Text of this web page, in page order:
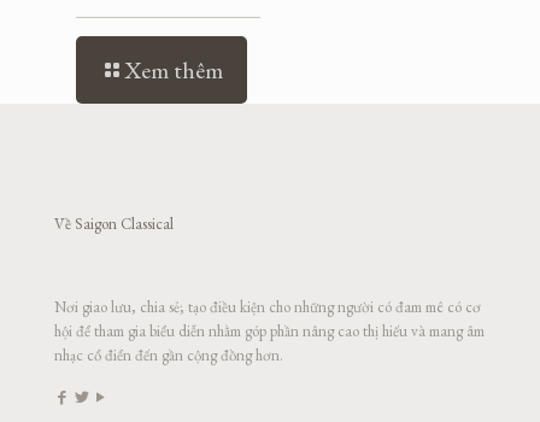
Xem thêm
Về Saigon Classical
Nơi giao lưu, chia sẻ; tạo điều kiện cho những người có đam mê có cơ
hội để tham gia biểu diễn nhằm góp phần nâng cao thị hiếu và mang âm
nhạc cổ điển đến gần cộng đồng hơn.